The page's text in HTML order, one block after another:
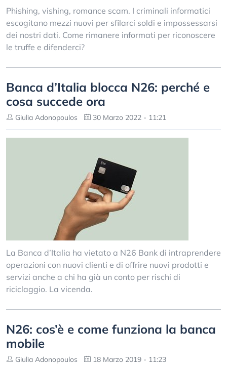
Phishing, vishing, romance scam. I criminali informatici
escogitano mezzi nuovi per sfilarci soldi e impossessarsi
dei nostri dati. Come rimanere informati per riconoscere
le truffe e difenderci?
Banca d’Italia blocca N26: perché e
cosa succede ora
Giulia Adonopoulos 30 Marzo 2022 - 11:21
La Banca d’Italia ha vietato a N26 Bank di intraprendere
operazioni con nuovi clienti e di offrire nuovi prodotti e
servizi anche a chi ha già un conto per rischi di
riciclaggio. La vicenda.
N26: cos’è e come funziona la banca
mobile
Giulia Adonopoulos 18 Marzo 2019 - 11:23